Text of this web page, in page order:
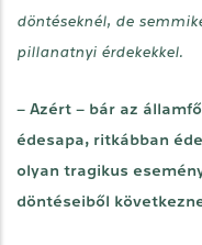
döntéseknél, de
pillanatnyi érdekekkel.
– Azért – bár az
édesapa, ritkábban
olyan tragikus
döntéseiből